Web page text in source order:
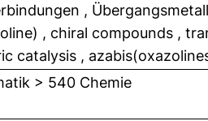
,
, chiral compounds ,
catalysis ,
> 540 Chemie